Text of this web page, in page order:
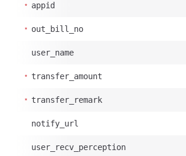
appid
out_bill_no
user_name
transfer_amount
transfer_remark
notify_url
user_recv_perception